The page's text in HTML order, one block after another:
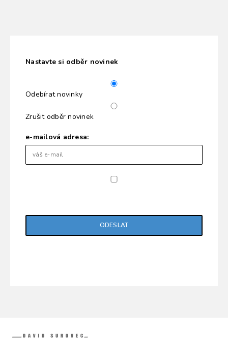
Nastavte si odběr novinek
Odebírat novinky
Zrušit odběr novinek
e-mailová adresa: